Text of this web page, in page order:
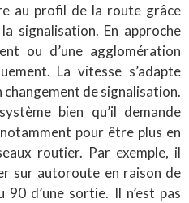
au profil de la route grâce
signalisation. En approche
ou d’une agglomération
La vitesse s’adapte
de signalisation.
bien qu’il demande
pour être plus en
routier. Par exemple, il
sur autoroute en raison de
90 d’une sortie. Il n’est pas